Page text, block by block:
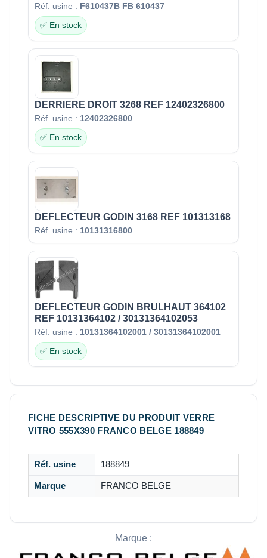
Réf. usine : F610437B FB 610437
✅ En stock
DERRIERE DROIT 3268 REF 12402326800
Réf. usine : 12402326800
✅ En stock
DEFLECTEUR GODIN 3168 REF 101313168
Réf. usine : 10131316800
DEFLECTEUR GODIN BRULHAUT 364102
REF 10131364102 / 30131364102053
Réf. usine : 10131364102001 / 30131364102001
✅ En stock
FICHE DESCRIPTIVE DU PRODUIT VERRE
VITRO 555X390 FRANCO BELGE 188849
Réf. usine 188849
Marque FRANCO BELGE
Marque :